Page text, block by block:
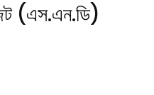
(এস.এন.ডি)